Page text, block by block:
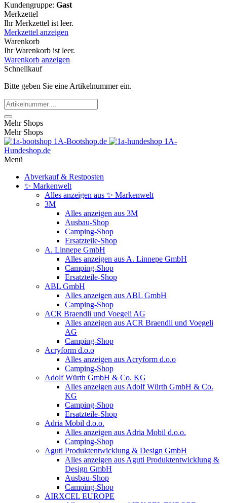
Kundengruppe: Gast
Merkzettel
Ihr Merkzettel ist leer.
Merkzettel anzeigen
Warenkorb
Ihr Warenkorb ist leer.
Warenkorb anzeigen
Schnellkauf
Bitte geben Sie eine Artikelnummer ein.
Mehr Shops
Mehr Shops
1A-Bootshop.de
1A-
Hundeshop.de
Menü
Abverkauf & Restposten
✨ Markenwelt
Alles anzeigen aus ✨ Markenwelt
3M
Alles anzeigen aus 3M
Ausbau-Shop
Camping-Shop
Ersatzteile-Shop
A. Linnepe GmbH
Alles anzeigen aus A. Linnepe GmbH
Camping-Shop
Ersatzteile-Shop
ABL GmbH
Alles anzeigen aus ABL GmbH
Camping-Shop
ACR Braendli und Voegeli AG
Alles anzeigen aus ACR Braendli und Voegeli
AG
Camping-Shop
Acryform d.o.o
Alles anzeigen aus Acryform d.o.o
Camping-Shop
Adolf Würth GmbH & Co. KG
Alles anzeigen aus Adolf Würth GmbH & Co.
KG
Camping-Shop
Ersatzteile-Shop
Adria Mobil d.o.o.
Alles anzeigen aus Adria Mobil d.o.o.
Camping-Shop
Aguti Produktentwicklung & Design GmbH
Alles anzeigen aus Aguti Produktentwicklung &
Design GmbH
Ausbau-Shop
Camping-Shop
AIRXCEL EUROPE